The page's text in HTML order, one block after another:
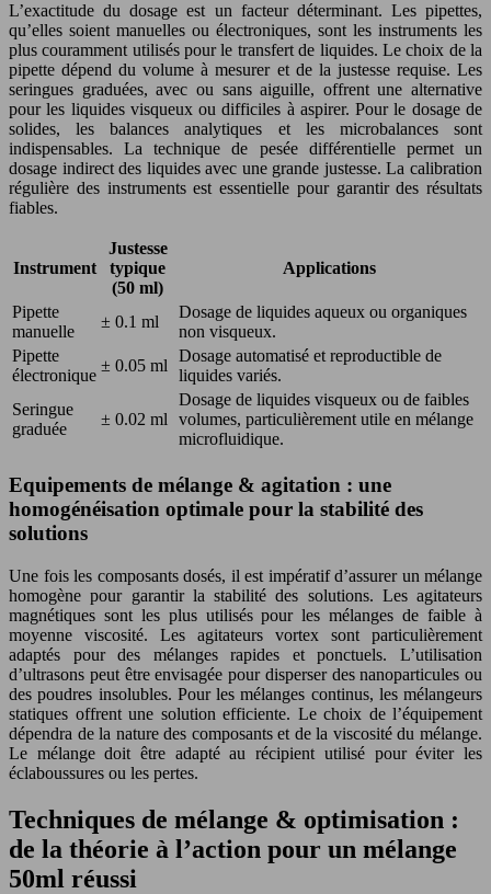
L’exactitude du dosage est un facteur déterminant. Les pipettes,
qu’elles soient manuelles ou électroniques, sont les instruments les
plus couramment utilisés pour le transfert de liquides. Le choix de la
pipette dépend du volume à mesurer et de la justesse requise. Les
seringues graduées, avec ou sans aiguille, offrent une alternative
pour les liquides visqueux ou difficiles à aspirer. Pour le dosage de
solides, les balances analytiques et les microbalances sont
indispensables. La technique de pesée différentielle permet un
dosage indirect des liquides avec une grande justesse. La calibration
régulière des instruments est essentielle pour garantir des résultats
fiables.
Instrument
Justesse
typique
(50 ml)
Applications
Pipette
manuelle
± 0.1 ml
Dosage de liquides aqueux ou organiques
non visqueux.
Pipette
électronique
± 0.05 ml
Dosage automatisé et reproductible de
liquides variés.
Seringue
graduée
± 0.02 ml
Dosage de liquides visqueux ou de faibles
volumes, particulièrement utile en mélange
microfluidique.
Equipements de mélange & agitation : une
homogénéisation optimale pour la stabilité des
solutions
Une fois les composants dosés, il est impératif d’assurer un mélange
homogène pour garantir la stabilité des solutions. Les agitateurs
magnétiques sont les plus utilisés pour les mélanges de faible à
moyenne viscosité. Les agitateurs vortex sont particulièrement
adaptés pour des mélanges rapides et ponctuels. L’utilisation
d’ultrasons peut être envisagée pour disperser des nanoparticules ou
des poudres insolubles. Pour les mélanges continus, les mélangeurs
statiques offrent une solution efficiente. Le choix de l’équipement
dépendra de la nature des composants et de la viscosité du mélange.
Le mélange doit être adapté au récipient utilisé pour éviter les
éclaboussures ou les pertes.
Techniques de mélange & optimisation :
de la théorie à l’action pour un mélange
50ml réussi